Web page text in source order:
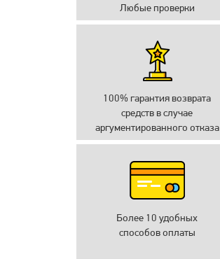
Любые проверки
100% гарантия возврата
средств в случае
аргументированного отказа
Более 10 удобных
способов оплаты